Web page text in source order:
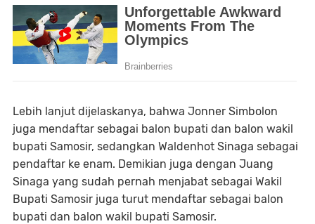
Lebih lanjut dijelaskanya, bahwa Jonner Simbolon
juga mendaftar sebagai balon bupati dan balon wakil
bupati Samosir, sedangkan Waldenhot Sinaga sebagai
pendaftar ke enam. Demikian juga dengan Juang
Sinaga yang sudah pernah menjabat sebagai Wakil
Bupati Samosir juga turut mendaftar sebagai balon
bupati dan balon wakil bupati Samosir.